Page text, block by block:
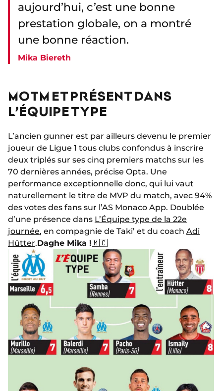
aujourd’hui, c’est une bonne
prestation globale, on a montré
une bonne réaction.
Mika Biereth
MOTM ET PRÉSENT DANS
L’ÉQUIPE TYPE
L’ancien gunner est par ailleurs devenu le premier
joueur de Ligue 1 tous clubs confondus à inscrire
deux triplés sur ses cinq premiers matchs sur les
70 dernières années, précise Opta. Une
performance exceptionnelle donc, qui lui vaut
naturellement le titre de MVP du match, avec 94%
des votes des fans sur l’AS Monaco App. Doublée
d’une présence dans L’Équipe type de la 22e
journée, en compagnie de Taki’ et du coach Adi
Hütter.Daghe Mika !🇲🇨